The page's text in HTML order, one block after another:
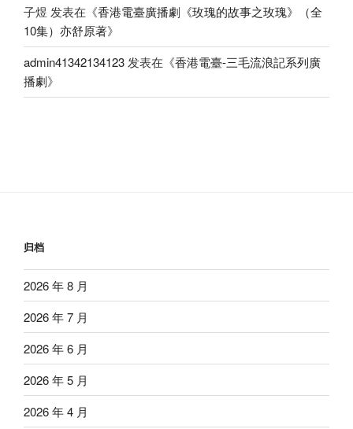
子煜 发表在《香港電臺廣播劇《玫瑰的故事之玫瑰》（全
10集）亦舒原著》
admin41342134123发表在《香港電臺-三毛流浪記系列廣
播劇》
归档
2026 年 8 月
2026 年 7 月
2026 年 6 月
2026 年 5 月
2026 年 4 月